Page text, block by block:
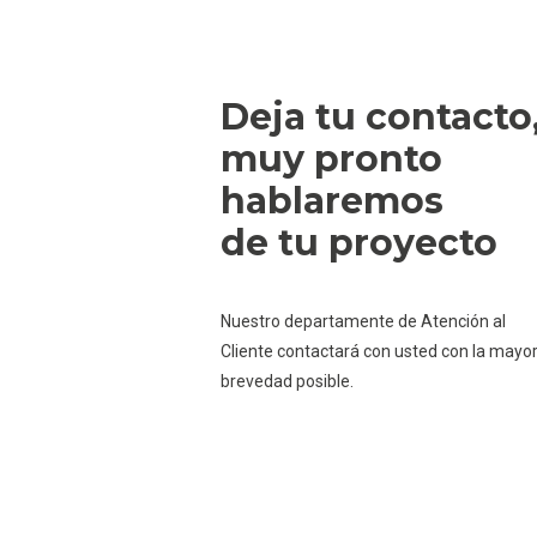
Deja tu
muy pronto
hablaremos
de tu proyecto
Nuestro departamente de Atención al
Cliente contactará con usted con la mayor
brevedad posible.